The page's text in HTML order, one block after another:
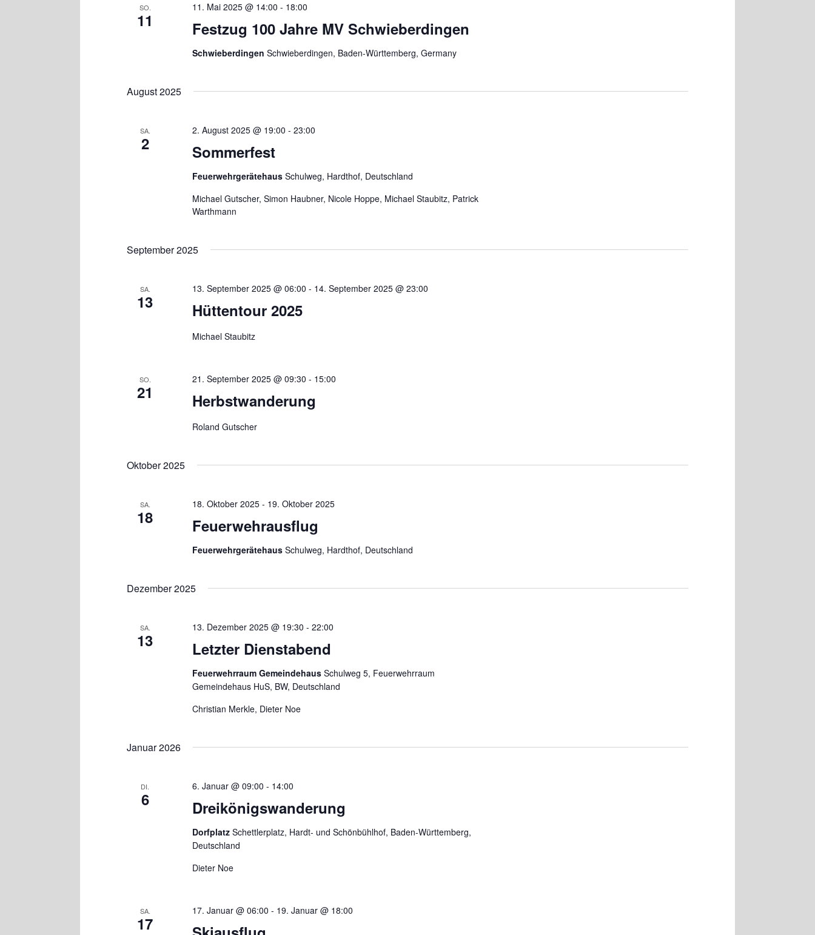
SO.
11 Festzug 100 Jahre MV Schwieberdingen
11. Mai 2025 @ 14:00 - 18:00
SchwieberdingenSchwieberdingen, Baden-Württemberg, Germany
August 2025
SA.
2 Sommerfest
2. August 2025 @ 19:00 -23:00
FeuerwehrgerätehausSchulweg, Hardthof, Deutschland
Michael Gutscher, Simon Haubner, Nicole Hoppe, Michael Staubitz, Patrick
Warthmann
September 2025
SA.
13 Hüttentour 2025
13. September 2025 @ 06:00 - 14. September 2025 @ 23:00
Michael Staubitz
SO.
21 Herbstwanderung
21. September 2025 @ 09:30 - 15:00
Roland Gutscher
Oktober 2025
SA.
18 Feuerwehrausflug
18. Oktober 2025 - 19. Oktober 2025
FeuerwehrgerätehausSchulweg, Hardthof, Deutschland
Dezember 2025
SA.
13 Letzter Dienstabend
13. Dezember 2025 @ 19:30 -22:00
Feuerwehrraum GemeindehausSchulweg 5, Feuerwehrraum
Gemeindehaus HuS, BW, Deutschland
Christian Merkle, Dieter Noe
Januar 2026
DI.
6 Dreikönigswanderung
6. Januar @ 09:00 - 14:00
DorfplatzSchettlerplatz, Hardt- und Schönbühlhof, Baden-Württemberg,
Deutschland
Dieter Noe
SA.
17
17. Januar @ 06:00 - 19. Januar @ 18:00